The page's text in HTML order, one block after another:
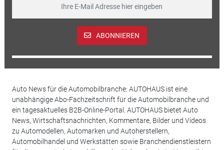
ABONNIEREN
Auto News für die Automobilbranche: AUTOHAUS ist eine
unabhängige Abo-Fachzeitschrift für die Automobilbranche und
ein tagesaktuelles B2B-Online-Portal. AUTOHAUS bietet Auto
News, Wirtschaftsnachrichten, Kommentare, Bilder und Videos
zu Automodellen, Automarken und Autoherstellern,
Automobilhandel und Werkstätten sowie Branchendienstleistern